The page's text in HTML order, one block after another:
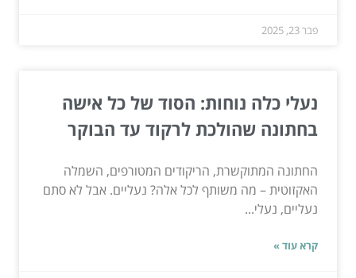
פבר 23, 2025
נעלי כלה נוחות: הסוד של כל אישה
בחתונה שהולכת לרקוד עד הבוקר
החתונה המתוקשרת, הריקודים המטורפים, השמלה
האקזוטית – מה משותף לכל אלה? נעליים. אבל לא סתם
נעליים, נעלי...
קרא עוד »